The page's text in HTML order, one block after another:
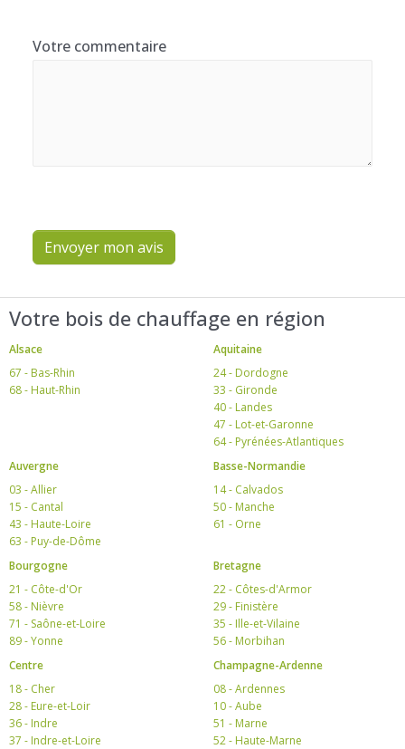
Votre commentaire
Envoyer mon avis
Votre bois de chauffage en région
Alsace
67 - Bas-Rhin
68 - Haut-Rhin
Aquitaine
24 - Dordogne
33 - Gironde
40 - Landes
47 - Lot-et-Garonne
64 - Pyrénées-Atlantiques
Auvergne
03 - Allier
15 - Cantal
43 - Haute-Loire
63 - Puy-de-Dôme
Basse-Normandie
14 - Calvados
50 - Manche
61 - Orne
Bourgogne
21 - Côte-d'Or
58 - Nièvre
71 - Saône-et-Loire
89 - Yonne
Bretagne
22 - Côtes-d'Armor
29 - Finistère
35 - Ille-et-Vilaine
56 - Morbihan
Centre
18 - Cher
28 - Eure-et-Loir
36 - Indre
37 - Indre-et-Loire
Champagne-Ardenne
08 - Ardennes
10 - Aube
51 - Marne
52 - Haute-Marne